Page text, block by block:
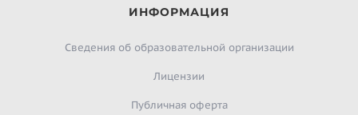
ИНФОРМАЦИЯ
Сведения об образовательной организации
Лицензии
Публичная оферта